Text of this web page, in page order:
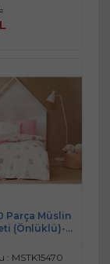
Parça Müslin
(Önlüklü)-
: MSTK15470